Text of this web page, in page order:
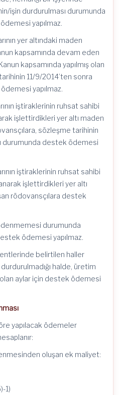
işin durdurulması durumunda
yapılmaz.
yer altındaki maden
kapsamında devam eden
kapsamında yapılmış olan
11/9/2014’ten sonra
yapılmaz.
iştiraklerinin ruhsat sahibi
işlettirdikleri yer altı maden
sözleşme tarihinin
durumunda destek ödemesi
iştiraklerinin ruhsat sahibi
işlettirdikleri yer altı
rödovansçılara destek
durumunda
ödemesi yapılmaz.
belirtilen haller
halde, üretim
aylar için destek ödemesi
yapılacak ödemeler
oluşan ek maliyet:
1)